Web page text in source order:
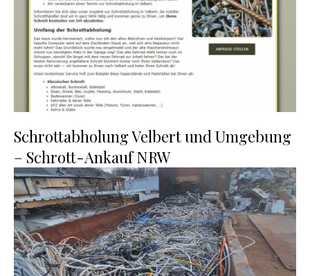
Schrottabholung Velbert und Umgebung
– Schrott-Ankauf NRW